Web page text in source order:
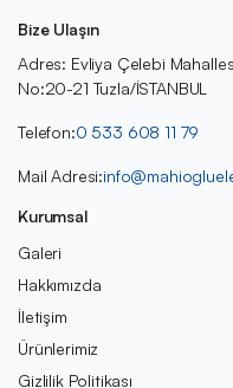
Bize Ulaşın
Adres: Evliya Çelebi
No:20-21 Tuzla/İSTANBUL
Telefon:0 533 608 11 79
Mail Adresi:
Kurumsal
Galeri
Hakkımızda
İletişim
Ürünlerimiz
Gizlilik Politikası